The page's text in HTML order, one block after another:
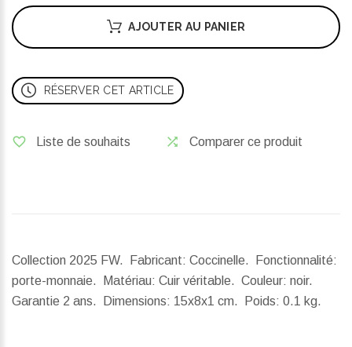
AJOUTER AU PANIER
RÉSERVER CET ARTICLE
Liste de souhaits Comparer ce produit
Collection 2025 FW. Fabricant: Coccinelle. Fonctionnalité:
porte-monnaie. Matériau: Cuir véritable. Couleur: noir.
Garantie 2 ans.
Dimensions: 15x8x1 cm. Poids: 0.1 kg.